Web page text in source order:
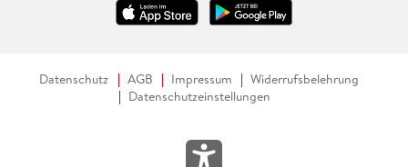
Datenschutz AGB Impressum
Widerrufsbelehrung
Datenschutzeinstellungen